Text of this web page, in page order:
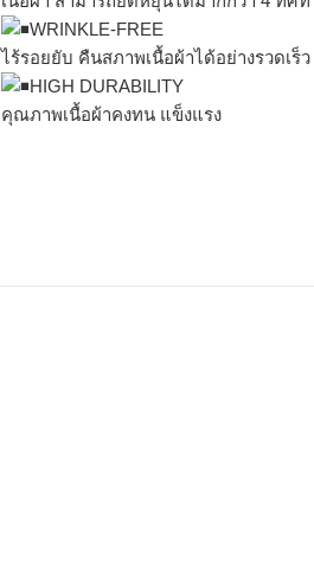
WRINKLE-FREE
ไร้รอยยับ คืนสภาพเนื้อผ้าได้อย่างรวดเร็ว
HIGH DURABILITY
คุณภาพเนื้อผ้าคงทน แข็งแรง